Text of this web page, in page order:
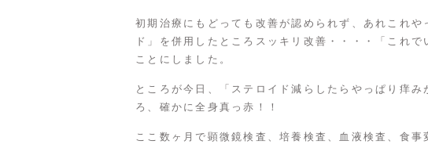
初期治療にもどっても改善が認められず、あれこれ
ド」を併用したところスッキリ改善・・・・「これ
ことにしました。
ところが今日、「ステロイド減らしたらやっぱり痒
ろ、確かに全身真っ赤！！
ここ数ヶ月で顕微鏡検査、培養検査、血液検査、食